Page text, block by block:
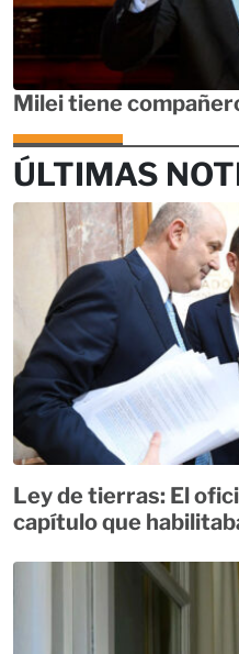
Milei tiene
ÚLTIMAS
Ley de tierras: El
capítulo que